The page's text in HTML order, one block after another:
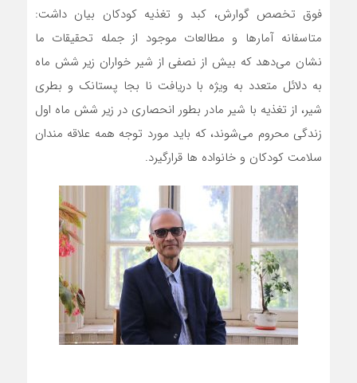
فوق تخصص گوارش، کبد و تغذیه کودکان بیان داشت:
متاسفانه آمارها و مطالعات موجود ‌از جمله تحقیقات ما
نشان می‌دهد که بیش از نصفی از شیر خواران زیر شش ماه
به دلائل متعدد به ویژه با دریافت نا بجا پستانک و بطری
شیر، از تغذیه با شیر مادر بطور انحصاری در زیر شش ماه اول
زندگی محروم می‌شوند، که باید مورد توجه همه علاقه مندان
سلامت کودکان و خانواده ها قرارگیرد.